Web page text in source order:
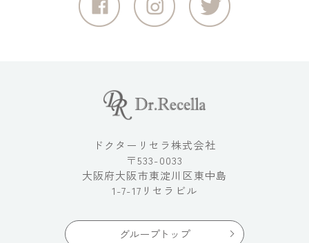
ドクターリセラ株式会社
〒533-0033
大阪府大阪市東淀川区東中島
1-7-17リセラビル
グループトップ